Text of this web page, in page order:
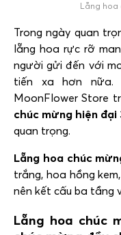
Lẵng hoa
Trong ngày quan
lẵng hoa rực rỡ
người gửi đến với
tiến xa hơn
MoonFlower Store
chúc mừng hiện đại
quan trọng.
Lẵng hoa chúc
trắng, hoa hồng
nên kết cấu ba tầng
Lẵng hoa chúc